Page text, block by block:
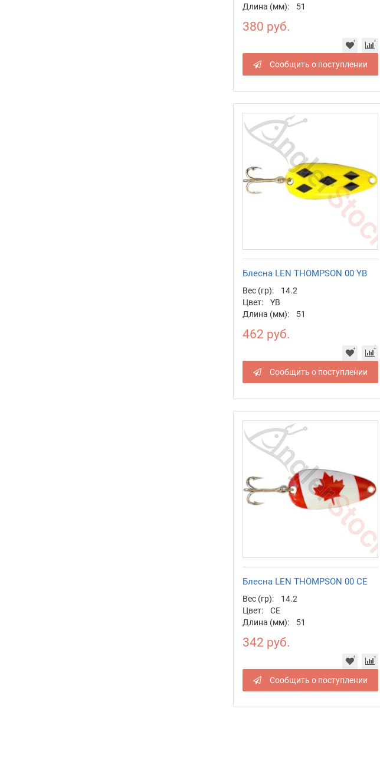
Длина (мм):
51
380 руб.
Сообщить о поступлении
Блесна LEN THOMPSON 00 YB
Вес (гр):
14.2
Цвет:
YB
Длина (мм):
51
462 руб.
Сообщить о поступлении
Блесна LEN THOMPSON 00 CE
Вес (гр):
14.2
Цвет:
CE
Длина (мм):
51
342 руб.
Сообщить о поступлении